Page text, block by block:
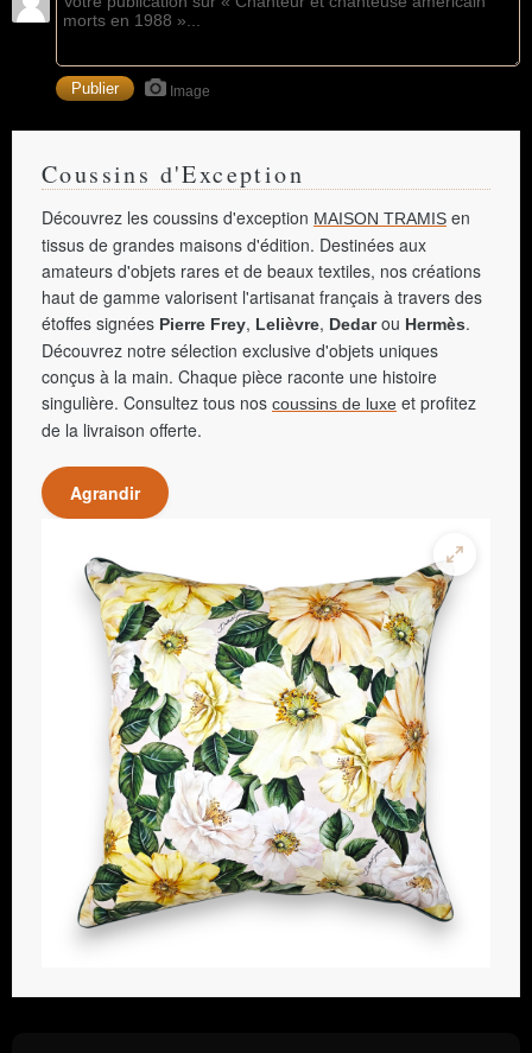
Image
Coussins d'Exception
Découvrez les coussins d'exception MAISON TRAMIS en
tissus de grandes maisons d'édition. Destinées aux
amateurs d'objets rares et de beaux textiles, nos créations
haut de gamme valorisent l'artisanat français à travers des
étoffes signées Pierre Frey, Lelièvre, Dedarou Hermès.
Découvrez notre sélection exclusive d'objets uniques
conçus à la main. Chaque pièce raconte une histoire
singulière. Consultez tous nos coussins de luxe et profitez
de la livraison offerte.
Agrandir